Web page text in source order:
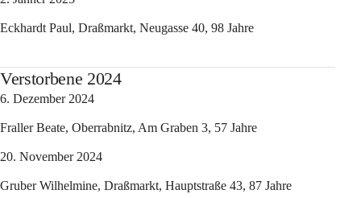
Eckhardt Paul, Draßmarkt, Neugasse 40, 98 Jahre
Verstorbene 2024
6. Dezember 2024
Fraller Beate, Oberrabnitz, Am Graben 3, 57 Jahre
20. November 2024
Gruber Wilhelmine, Draßmarkt, Hauptstraße 43, 87 Jahre